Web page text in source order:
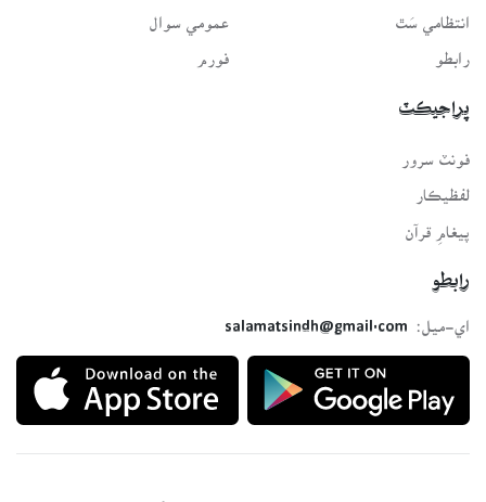
انتظامي سَٿ
رابطو
عمومي سوال
فورم
پراجيڪٽ
لفظيڪار
پيغامِ قرآن
رابطو
اي-ميل:
salamatsindh@gmail.com